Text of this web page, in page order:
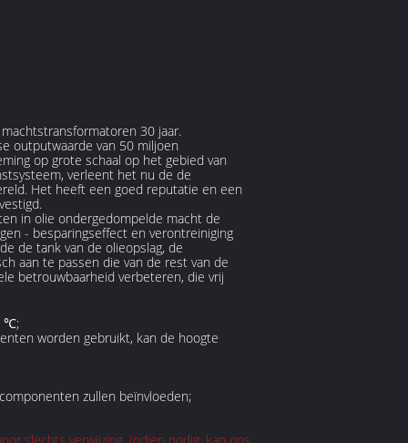
30 jaar.
outputwaarde van 50 miljoen
op grote schaal op het gebied van
verleent het nu de de
Het heeft een goed reputatie en een
in olie ondergedompelde macht de
- besparingseffect en verontreiniging
de tank van de olieopslag, de
aan te passen die van de rest van de
betrouwbaarheid verbeteren, die vrij
℃;
worden gebruikt, kan de hoogte
zullen beïnvloeden;